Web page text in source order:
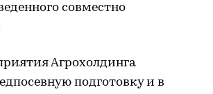
совместно
Агрохолдинга
подготовку и в